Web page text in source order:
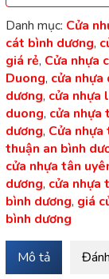
Danh mục: Cửa
cát bình dương,
giá rẻ, Cửa nhựa
Duong, cửa
dương, cửa nhựa
duong, cửa nhựa
dương, Cửa
thuận an bình
cửa nhựa tân
dương, cửa nhựa
bình dương, giá
bình dương
Mô tả